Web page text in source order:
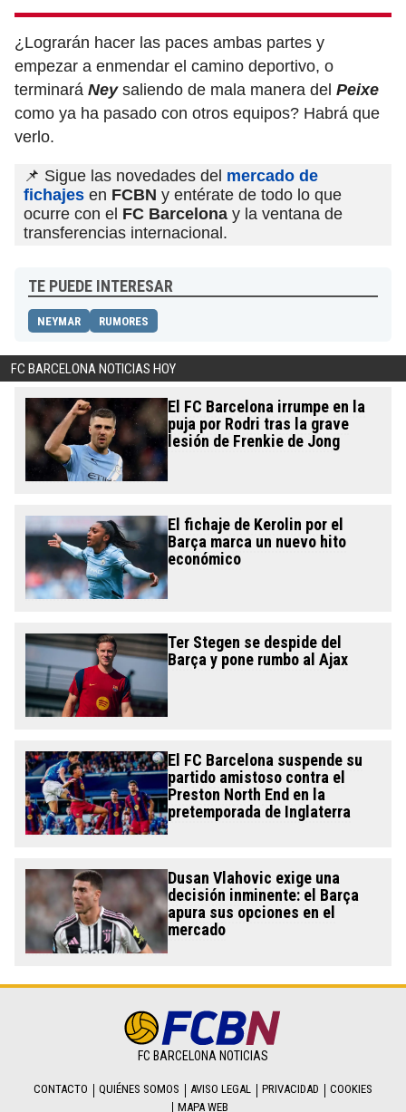
¿Lograrán hacer las paces ambas partes y
empezar a enmendar el camino deportivo, o
terminará Neysaliendo de mala manera del Peixe
como ya ha pasado con otros equipos? Habrá que
verlo.
📌 Sigue las novedades del mercado de
fichajes en FCBN y entérate de todo lo que
ocurre con el FC Barcelona y la ventana de
transferencias internacional.
TE PUEDE INTERESAR
NEYMAR RUMORES
FC BARCELONA NOTICIAS HOY
El FC Barcelona irrumpe en la
puja por Rodri tras la grave
lesión de Frenkie de Jong
El fichaje de Kerolin por el
Barça marca un nuevo hito
económico
Ter Stegen se despide del
Barça y pone rumbo al Ajax
El FC Barcelona suspende su
partido amistoso contra el
Preston North End en la
pretemporada de Inglaterra
Dusan Vlahovic exige una
decisión inminente: el Barça
apura sus opciones en el
mercado
FC BARCELONA NOTICIAS
CONTACTO QUIÉNES SOMOS AVISO LEGAL PRIVACIDAD
COOKIES
MAPA WEB